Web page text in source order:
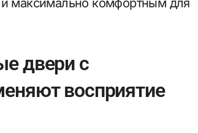
максимально комфортным для
двери с
восприятие